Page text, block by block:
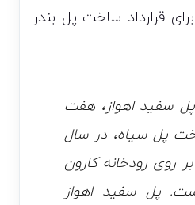
قرارداد ساخت پل بندر
پل سفید اهواز، هفت
پل سیاه، در سال
بر روی رودخانه کارون
پل سفید اهواز